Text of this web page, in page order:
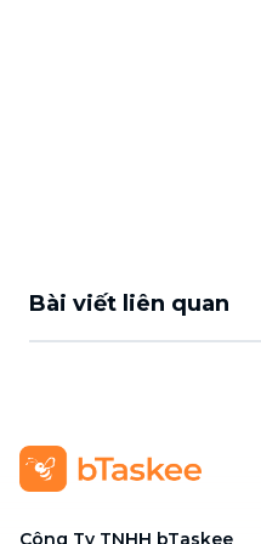
Bài viết liên quan
Công Ty TNHH bTaskee